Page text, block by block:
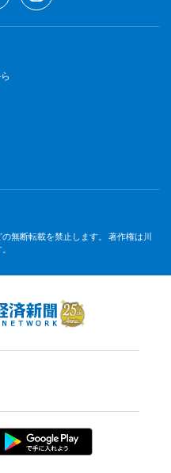
無断転載を禁止します。 著作権は川